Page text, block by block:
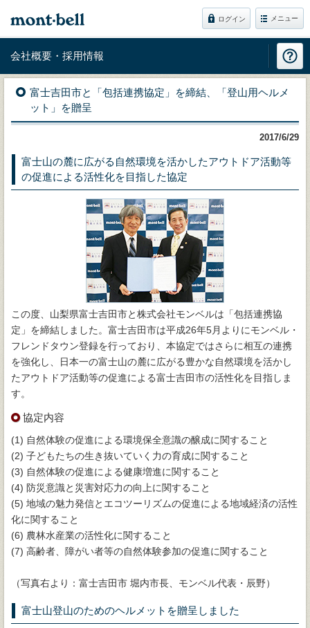
ログイン メニュー
会社概要・採用情報
富士吉田市と「包括連携協定」を締結、「登山用ヘルメ
ット」を贈呈
2017/6/29
富士山の麓に広がる自然環境を活かしたアウトドア活動等
の促進による活性化を目指した協定
この度、山梨県富士吉田市と株式会社モンベルは「包括連携協
定」を締結しました。富士吉田市は平成26年5月よりにモンベル・
フレンドタウン登録を行っており、本協定ではさらに相互の連携
を強化し、日本一の富士山の麓に広がる豊かな自然環境を活かし
たアウトドア活動等の促進による富士吉田市の活性化を目指しま
す。
協定内容
(1) 自然体験の促進による環境保全意識の醸成に関すること
(2) 子どもたちの生き抜いていく力の育成に関すること
(3) 自然体験の促進による健康増進に関すること
(4) 防災意識と災害対応力の向上に関すること
(5) 地域の魅力発信とエコツーリズムの促進による地域経済の活性
化に関すること
(6) 農林水産業の活性化に関すること
(7) 高齢者、障がい者等の自然体験参加の促進に関すること
（写真右より：富士吉田市 堀内市長、モンベル代表・辰野）
富士山登山のためのヘルメットを贈呈しました